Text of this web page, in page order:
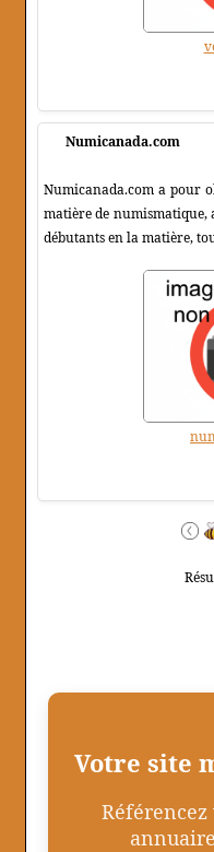
Numicanada.com
Numicanada.com a pour
matière de numismatique,
débutants en la matière,
Votre site